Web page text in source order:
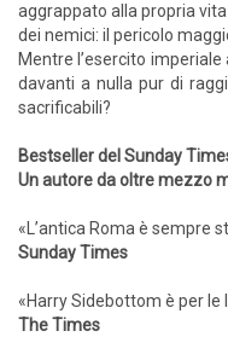
aggrappato alla propria
dei nemici: il pericolo
Mentre l’esercito
davanti a nulla pur di
sacrificabili?
Bestseller del Sunday
Un autore da oltre mezzo
«L’antica Roma è sempre
Sunday Times
«Harry Sidebottom è per
The Times